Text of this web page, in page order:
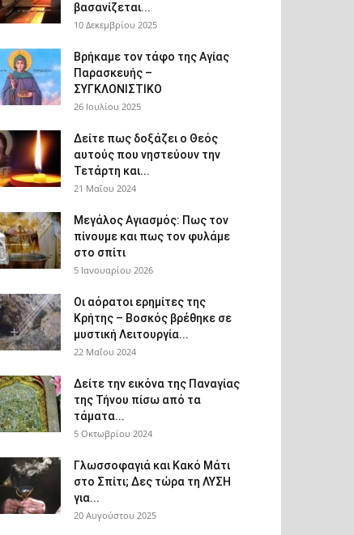
βασανίζεται...
10 Δεκεμβρίου 2025
Βρήκαμε τον τάφο της Αγίας
Παρασκευής –
ΣΥΓΚΛΟΝΙΣΤΙΚΟ
26 Ιουλίου 2025
Δείτε πως δοξάζει ο Θεός
αυτούς που νηστεύουν την
Τετάρτη και...
21 Μαΐου 2024
Μεγάλος Αγιασμός: Πως τον
πίνουμε και πως τον φυλάμε
στο σπίτι
5 Ιανουαρίου 2026
Οι αόρατοι ερημίτες της
Κρήτης – Βοσκός βρέθηκε σε
μυστική Λειτουργία...
22 Μαΐου 2024
Δείτε την εικόνα της Παναγίας
της Τήνου πίσω από τα
τάματα...
5 Οκτωβρίου 2024
Γλωσσοφαγιά και Κακό Μάτι
στο Σπίτι; Δες τώρα τη ΛΥΣΗ
για...
20 Αυγούστου 2025